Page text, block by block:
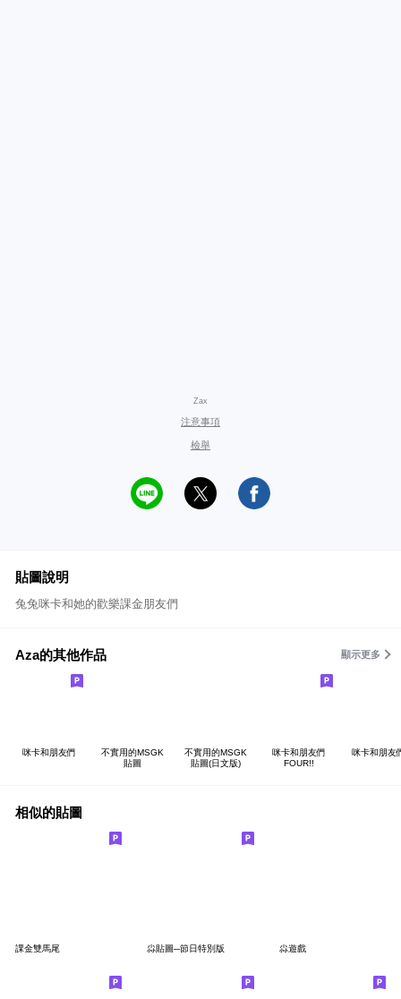
Zax
注意事項
檢舉
貼圖說明
兔兔咪卡和她的歡樂課金朋友們
Aza的其他作品 顯示更多
咪卡和朋友們
不實用的MSGK
貼圖
不實用的MSGK
貼圖(日文版)
咪卡和朋友們
FOUR!!
咪卡和朋友
相似的貼圖
課金雙馬尾 尛貼圖─節日特別版 尛遊戲